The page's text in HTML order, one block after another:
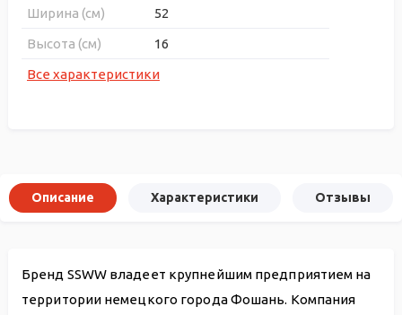
Ширина (см)
52
Высота (см)
16
Все характеристики
Описание Характеристики Отзывы
Бренд SSWW владеет крупнейшим предприятием на
территории немецкого города Фошань. Компания